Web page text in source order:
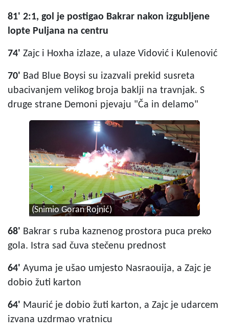
81' 2:1, gol je postigao Bakrar nakon izgubljene
lopte Puljana na centru
74' Zajc i Hoxha izlaze, a ulaze Vidović i Kulenović
70' Bad Blue Boysi su izazvali prekid susreta
ubacivanjem velikog broja baklji na travnjak. S
druge strane Demoni pjevaju "Ča in delamo"
(Snimio Goran Rojnić)
68' Bakrar s ruba kaznenog prostora puca preko
gola. Istra sad čuva stečenu prednost
64' Ayuma je ušao umjesto Nasraouija, a Zajc je
dobio žuti karton
64' Maurić je dobio žuti karton, a Zajc je udarcem
izvana uzdrmao vratnicu